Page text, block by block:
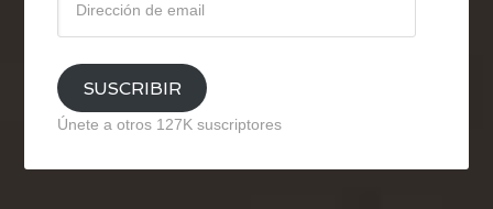
email
SUSCRIBIR
Únete a otros 127K suscriptores